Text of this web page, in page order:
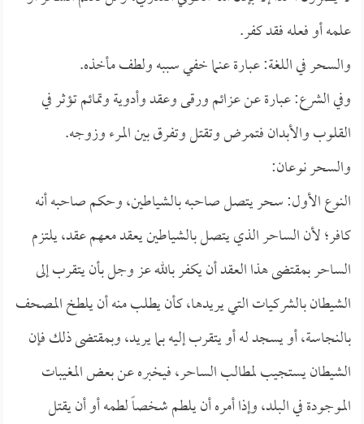
علمه أو فعله فقد كفر.
والسحر في اللغة: عبارة عنما خفي سببه ولطف مأخذه.
وفي الشرع: عبارة عن عزائم ورقى وعقد وأدوية وتمائم تؤثر في
القلوب والأبدان فتمرض وتقتل وتفرق بين المرء وزوجه.
والسحر نوعان:
النوع الأول: سحر يتصل صاحبه بالشياطين، وحكم صاحبه أنه
كافر؛ لأن الساحر الذي يتصل بالشياطين يعقد معهم عقد، يلتزم
الساحر بمقتضى هذا العقد أن يكفر بالله عز وجل بأن يتقرب إلى
الشيطان بالشركيات التي يريدها، كأن يطلب منه أن يلطخ المصحف
بالنجاسة، أو يسجد له أو يتقرب إليه بما يريد، وبمقتضى ذلك فإن
الشيطان يستجيب لمطالب الساحر، فيخبره عن بعض المغيبات
الموجودة في البلد، وإذا أمره أن يلطم شخصاً لطمه أو أن يقتل